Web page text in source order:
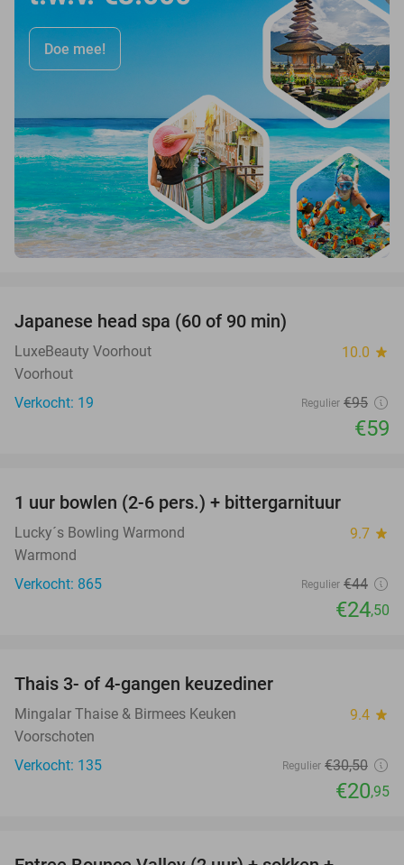
Doe mee!
Japanese head spa (60 of 90 min)
LuxeBeauty Voorhout 10.0 star
Voorhout
Verkocht: 19
Regulier €95
€59
1 uur bowlen (2-6 pers.) + bittergarnituur
Lucky´s Bowling Warmond 9.7 star
Warmond
Verkocht: 865
Regulier €44
€24,50
Thais 3- of 4-gangen keuzediner
Mingalar Thaise & Birmees Keuken 9.4 star
Voorschoten
Verkocht: 135
Regulier €30,50
€20,95